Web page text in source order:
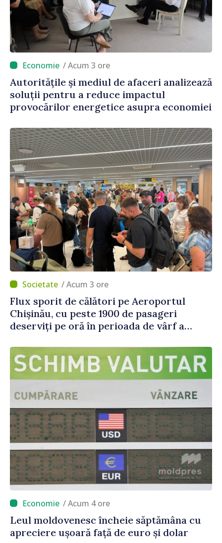
/ Acum 3 ore
Autoritățile și mediul de afaceri analizează
soluții pentru a reduce impactul
provocărilor energetice asupra economiei
/ Acum 3 ore
Flux sporit de călători pe Aeroportul
Chișinău, cu peste 1900 de pasageri
deserviți pe oră în perioada de vârf a
/ Acum 4 ore
Leul moldovenesc încheie săptămâna cu
apreciere ușoară față de euro și dolar